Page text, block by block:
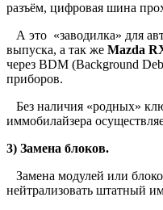
разъём, цифровая шина
А это «заводилка» для
выпуска, а так же Mazda
через BDM (Background
приборов.
Без наличия «родных»
иммобилайзера
3) Замена блоков.
Замена модулей или
нейтрализовать штатный